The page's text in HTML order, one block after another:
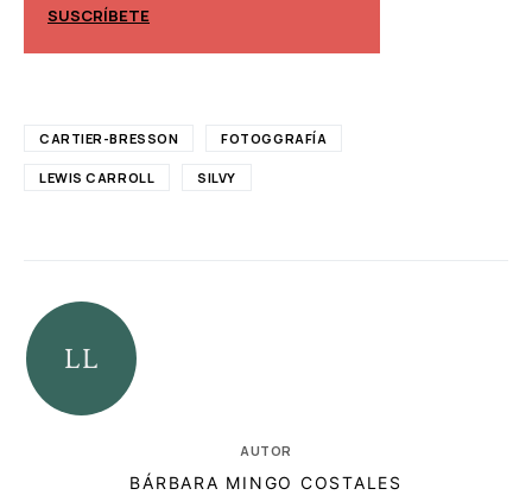
SUSCRÍBETE
CARTIER-BRESSON FOTOGGRAFÍA
LEWIS CARROLL SILVY
AUTOR
BÁRBARA MINGO COSTALES